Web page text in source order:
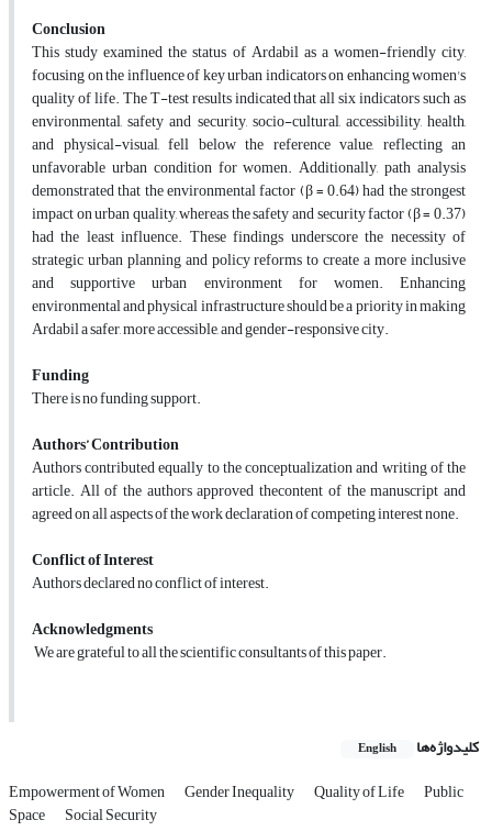
Conclusion
This study examined the status of Ardabil as a women-friendly city,
focusing on the influence of key urban indicators on enhancing women's
quality of life. The T-test results indicated that all six indicators such as
environmental, safety and security, socio-cultural, accessibility, health,
and physical-visual, fell below the reference value, reflecting an
unfavorable urban condition for women. Additionally, path analysis
demonstrated that the environmental factor (β = 0.64) had the strongest
impact on urban quality, whereas the safety and security factor (β = 0.37)
had the least influence. These findings underscore the necessity of
strategic urban planning and policy reforms to create a more inclusive
and supportive urban environment for women. Enhancing
environmental and physical infrastructure should be a priority in making
Ardabil a safer, more accessible, and gender-responsive city.
Funding
There is no funding support.
Authors’ Contribution
Authors contributed equally to the conceptualization and writing of the
article. All of the authors approved thecontent of the manuscript and
agreed on all aspects of the work declaration of competing interest none.
Conflict of Interest
Authors declared no conflict of interest.
Acknowledgments
We are grateful to all the scientific consultants of this paper.
کلیدواژه‌ها English
Empowerment of Women Gender Inequality Quality of Life Public
Space Social Security